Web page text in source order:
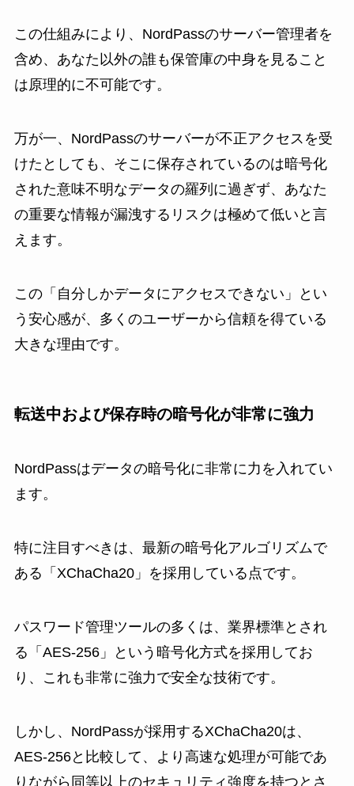
この仕組みにより、NordPassのサーバー管理者を
含め、あなた以外の誰も保管庫の中身を見ること
は原理的に不可能です。
万が一、NordPassのサーバーが不正アクセスを受
けたとしても、そこに保存されているのは暗号化
された意味不明なデータの羅列に過ぎず、あなた
の重要な情報が漏洩するリスクは極めて低いと言
えます。
この「自分しかデータにアクセスできない」とい
う安心感が、多くのユーザーから信頼を得ている
大きな理由です。
転送中および保存時の暗号化が非常に強力
NordPassはデータの暗号化に非常に力を入れてい
ます。
特に注目すべきは、最新の暗号化アルゴリズムで
ある「XChaCha20」を採用している点です。
パスワード管理ツールの多くは、業界標準とされ
る「AES-256」という暗号化方式を採用してお
り、これも非常に強力で安全な技術です。
しかし、NordPassが採用するXChaCha20は、
AES-256と比較して、より高速な処理が可能であ
りながら同等以上のセキュリティ強度を持つとさ